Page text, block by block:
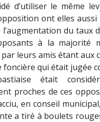
d’utiliser le même
ont elles
l’augmentation du taux
à la majorité
leurs amis étant aux
foncière qui était jugée
était
proches de ces
en conseil
a tiré à boulets